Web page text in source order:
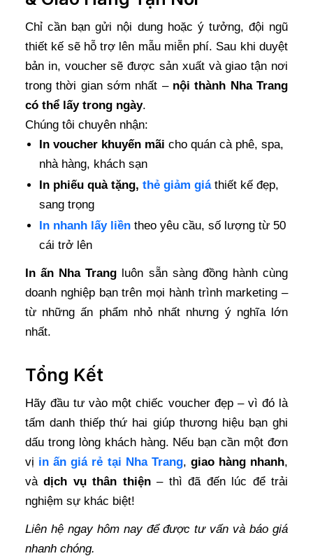
Chỉ cần bạn gửi nội dung hoặc ý tưởng, đội ngũ
thiết kế sẽ hỗ trợ lên mẫu miễn phí. Sau khi duyệt
bản in, voucher sẽ được sản xuất và giao tận nơi
trong thời gian sớm nhất – nội thành Nha Trang
có thể lấy trong ngày.
Chúng tôi chuyên nhận:
In voucher khuyến mãi cho quán cà phê, spa,
nhà hàng, khách sạn
In phiếu quà tặng, thẻ giảm giáthiết kế đẹp,
sang trọng
In nhanh lấy liền theo yêu cầu, số lượng từ 50
cái trở lên
In ấn Nha Trang luôn sẵn sàng đồng hành cùng
doanh nghiệp bạn trên mọi hành trình marketing –
từ những ấn phẩm nhỏ nhất nhưng ý nghĩa lớn
nhất.
Tổng Kết
Hãy đầu tư vào một chiếc voucher đẹp – vì đó là
tấm danh thiếp thứ hai giúp thương hiệu bạn ghi
dấu trong lòng khách hàng. Nếu bạn cần một đơn
vị in ấn giá rẻ tại Nha Trang, giao hàng nhanh,
vàdịch vụ thân thiện– thì đã đến lúc để trải
nghiệm sự khác biệt!
Liên hệ ngay hôm nay để được tư vấn và báo giá
nhanh chóng.